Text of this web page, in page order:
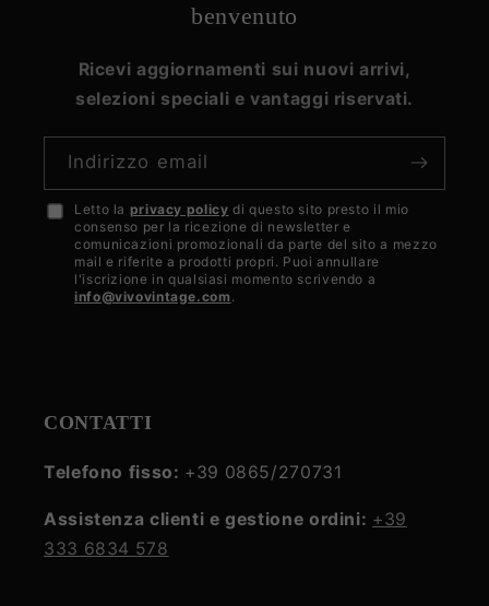
benvenuto
Ricevi aggiornamenti sui nuovi arrivi,
selezioni speciali e vantaggi riservati.
Indirizzo email
Accetto
privacy
policy
Letto la privacy policy di questo sito presto il mio
consenso per la ricezione di newsletter e
comunicazioni promozionali da parte del sito a mezzo
mail e riferite a prodotti propri. Puoi annullare
l'iscrizione in qualsiasi momento scrivendo a
info@vivovintage.com .
CONTATTI
Telefono fisso: +39 0865/270731
Assistenza clienti e gestione ordini: +39
333 6834 578